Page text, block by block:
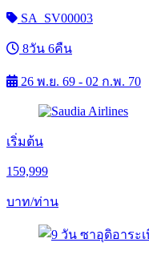
SA_SV00003
8วัน 6คืน
26 พ.ย. 69 - 02 ก.พ. 70
เริ่มต้น
159,999
บาท/ท่าน